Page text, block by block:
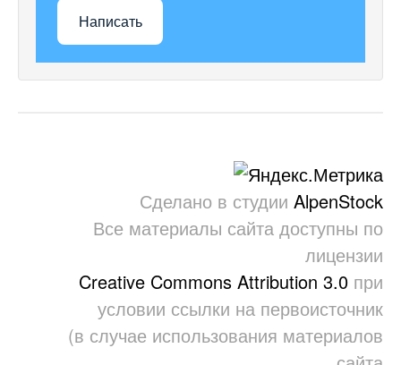
Написать
Сделано в студии AlpenStock
Все материалы сайта доступны по
лицензии
Creative Commons Attribution 3.0 при
условии ссылки на первоисточник
(в случае использования материалов